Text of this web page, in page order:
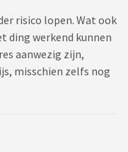
risico lopen. Wat ook
ding werkend kunnen
aanwezig zijn,
misschien zelfs nog